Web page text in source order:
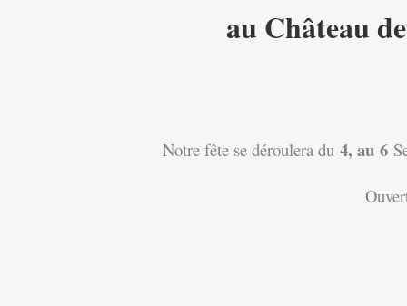
au Château
Notre fête se déroulera du 4, au 6